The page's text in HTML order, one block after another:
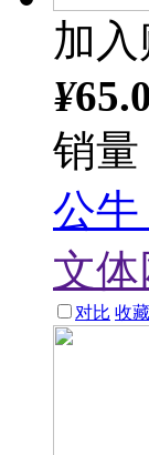
加
¥
销量
公牛
文体
对比 收藏